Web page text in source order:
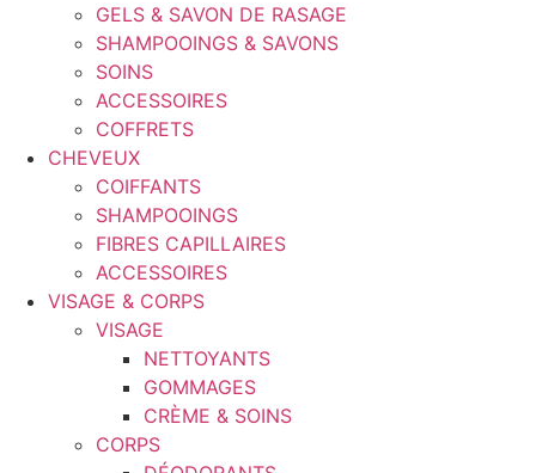
GELS & SAVON DE RASAGE
SHAMPOOINGS & SAVONS
SOINS
ACCESSOIRES
COFFRETS
CHEVEUX
COIFFANTS
SHAMPOOINGS
FIBRES CAPILLAIRES
ACCESSOIRES
VISAGE & CORPS
VISAGE
NETTOYANTS
GOMMAGES
CRÈME & SOINS
CORPS